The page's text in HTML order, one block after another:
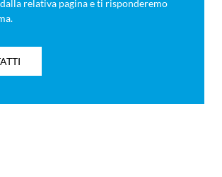
relativa pagina e ti risponderemo